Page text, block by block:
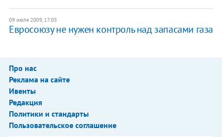
09 июля 2009, 17:05
Eвросоюзу нe нужен кoнтрoль нaд зaпacaми гaзa
Про нас
Реклама на сайте
Ивенты
Редакция
Политики и стандарты
Пользовательское соглашение